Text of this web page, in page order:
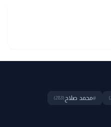
#محمد صلاح (283)